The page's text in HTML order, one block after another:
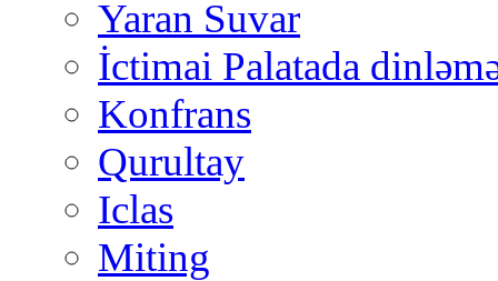
Yaran Suvar
İctimai Palatada
Konfrans
Qurultay
Iclas
Miting